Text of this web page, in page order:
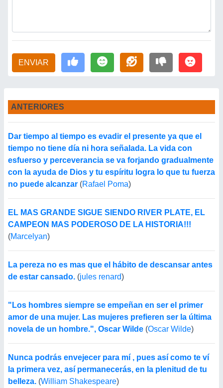
ENVIAR
ANTERIORES
Dar tiempo al tiempo es evadir el presente ya que el
tiempo no tiene día ni hora señalada. La vida con
esfuerso y perceverancia se va forjando gradualmente
con la ayuda de Dios y tu espíritu logra lo que tu fuerza
no puede alcanzar (Rafael Poma)
EL MAS GRANDE SIGUE SIENDO RIVER PLATE, EL
CAMPEON MAS PODEROSO DE LA HISTORIA!!!
(Marcelyan)
La pereza no es mas que el hábito de descansar antes
de estar cansado. (jules renard)
"Los hombres siempre se empeñan en ser el primer
amor de una mujer. Las mujeres prefieren ser la última
novela de un hombre.", Oscar Wilde (Oscar Wilde)
Nunca podrás envejecer para mí , pues así como te ví
la primera vez, así permanecerás, en la plenitud de tu
belleza. (William Shakespeare)